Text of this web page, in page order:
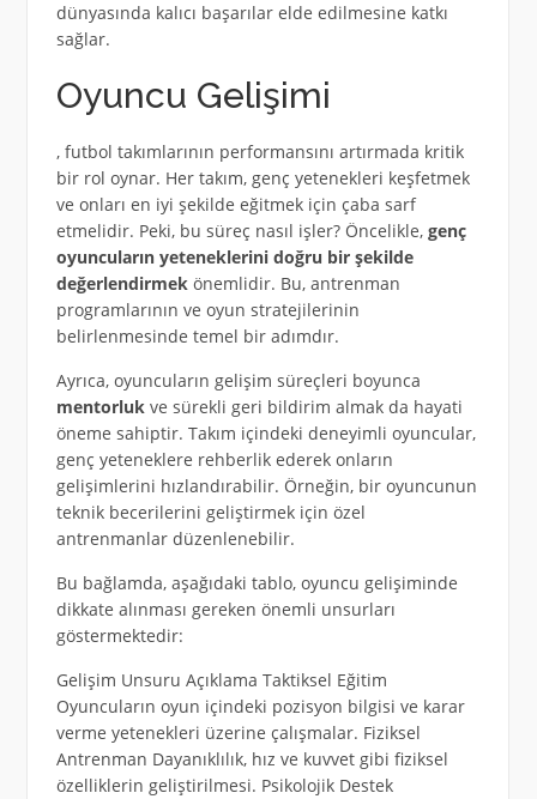
dünyasında kalıcı başarılar elde edilmesine katkı
sağlar.
Oyuncu Gelişimi
, futbol takımlarının performansını artırmada kritik
bir rol oynar. Her takım, genç yetenekleri keşfetmek
ve onları en iyi şekilde eğitmek için çaba sarf
etmelidir. Peki, bu süreç nasıl işler? Öncelikle, genç
oyuncuların yeteneklerini doğru bir şekilde
değerlendirmekönemlidir. Bu, antrenman
programlarının ve oyun stratejilerinin
belirlenmesinde temel bir adımdır.
Ayrıca, oyuncuların gelişim süreçleri boyunca
mentorlukve sürekli geri bildirim almak da hayati
öneme sahiptir. Takım içindeki deneyimli oyuncular,
genç yeteneklere rehberlik ederek onların
gelişimlerini hızlandırabilir. Örneğin, bir oyuncunun
teknik becerilerini geliştirmek için özel
antrenmanlar düzenlenebilir.
Bu bağlamda, aşağıdaki tablo, oyuncu gelişiminde
dikkate alınması gereken önemli unsurları
göstermektedir:
Gelişim Unsuru Açıklama Taktiksel Eğitim
Oyuncuların oyun içindeki pozisyon bilgisi ve karar
verme yetenekleri üzerine çalışmalar. Fiziksel
Antrenman Dayanıklılık, hız ve kuvvet gibi fiziksel
özelliklerin geliştirilmesi. Psikolojik Destek